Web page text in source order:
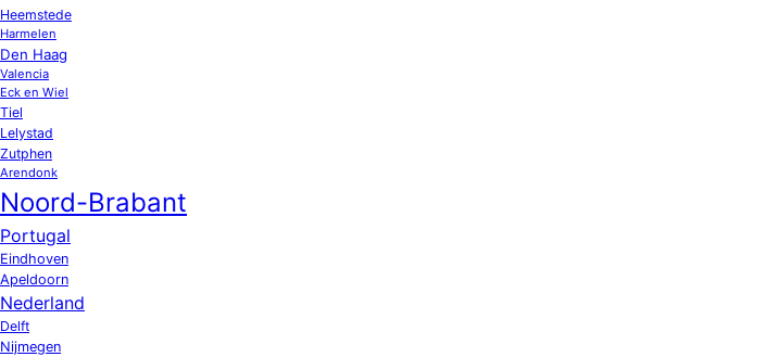
Heemstede
Harmelen
Den Haag
Valencia
Eck en Wiel
Tiel
Lelystad
Zutphen
Arendonk
Noord-Brabant
Portugal
Eindhoven
Apeldoorn
Nederland
Delft
Nijmegen